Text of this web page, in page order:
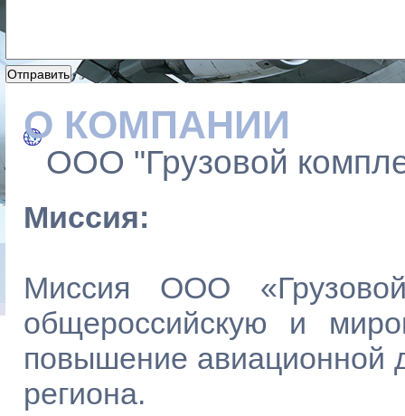
О КОМПАНИИ
ООО "Грузовой
Миссия:
Миссия ООО
общероссийскую и
повышение авиационной
региона.